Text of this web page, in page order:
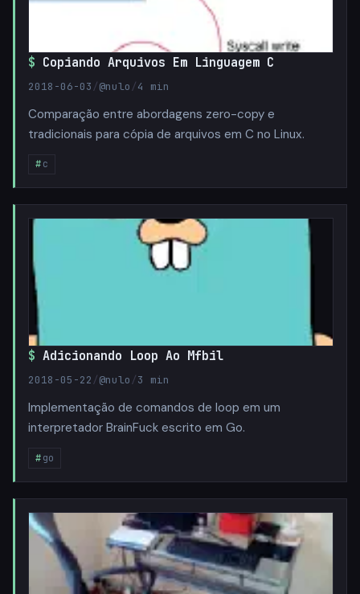
Copiando Arquivos Em Linguagem C
2018-06-03 /@nulo /4 min
Comparação entre abordagens zero-copy e
tradicionais para cópia de arquivos em C no Linux.
c
Adicionando Loop Ao Mfbil
2018-05-22/@nulo/3 min
Implementação de comandos de loop em um
interpretador BrainFuck escrito em Go.
go